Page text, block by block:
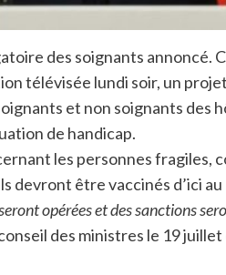
des soignants annoncé.
télévisée lundi soir, un
et non soignants des
de handicap.
les personnes fragiles,
devront être vaccinés d’ici
opérées et des sanctions
des ministres le 19